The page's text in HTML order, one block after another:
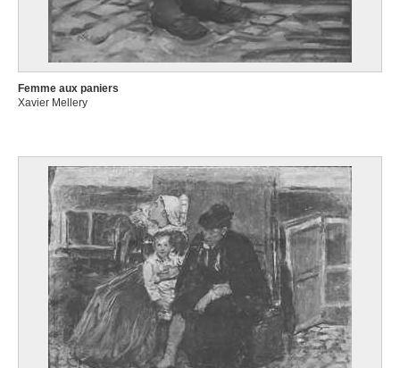
Femme aux paniers
Xavier Mellery